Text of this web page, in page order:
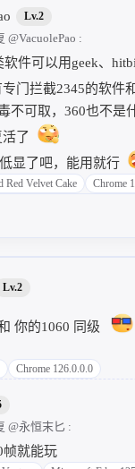
Lv.2
@VacuolePao :
软件可以用geek、
门拦截2345的软件
不可取，360也不是
了
显了吧，能用就行
Red Velvet Cake Chrome
Lv.2
你的1060 同级
Chrome 126.0.0.0
@永恒末匕 :
帧就能玩